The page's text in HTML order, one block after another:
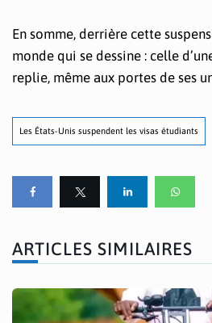
En somme, derrière cette
monde qui se dessine : celle
replie, même aux portes de ses
Les États-Unis suspendent les visas étudiants
ARTICLES SIMILAIRES